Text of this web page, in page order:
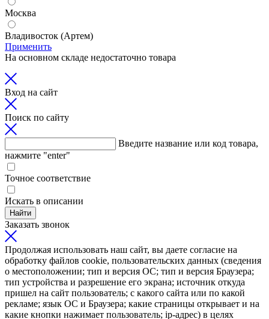
Москва
Владивосток (Артем)
Применить
На основном складе недостаточно товара
Вход на сайт
Поиск по сайту
Введите название или код товара,
нажмите "enter"
Точное соответствие
Искать в описании
Найти
Заказать звонок
Продолжая использовать наш сайт, вы даете согласие на
обработку файлов cookie, пользовательских данных (сведения
о местоположении; тип и версия ОС; тип и версия Браузера;
тип устройства и разрешение его экрана; источник откуда
пришел на сайт пользователь; с какого сайта или по какой
рекламе; язык ОС и Браузера; какие страницы открывает и на
какие кнопки нажимает пользователь; ip-адрес) в целях